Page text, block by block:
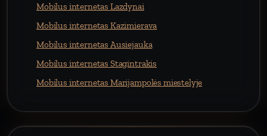
Mobilus internetas Lazdynai
Mobilus internetas Kazimierava
Mobilus internetas Ausiejauka
Mobilus internetas Stagintrakis
Mobilus internetas Marijampolės miestelyje